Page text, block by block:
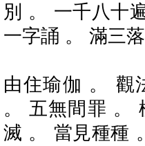
別 。 一千八十
一字誦 。 滿三落
由住瑜伽 。 觀
。 五無間罪 。
滅 。 當見種種